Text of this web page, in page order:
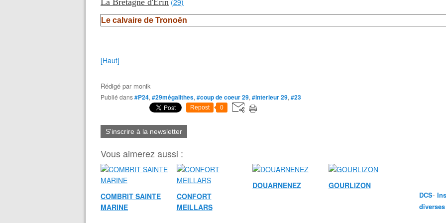
La Bretagne d'Erin (29)
Le calvaire de Tronoën
[Haut]
Rédigé par monik
Publié dans#P24, #29mégalithes, #coup de coeur 29, #interieur 29, #23
Repost 0
S'inscrire à la newsletter
Vous aimerez aussi :
COMBRIT SAINTE
MARINE
CONFORT
MEILLARS
DOUARNENEZ GOURLIZON
DCS-
diverses